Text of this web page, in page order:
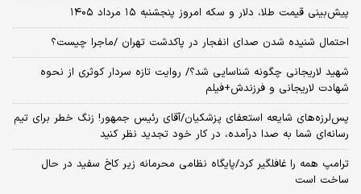
پیش‌بینی قیمت طلا، دلار و سکه امروز پنجشنبه ۱۵ مرداد ۱۴۰۵
احتمال شنیده شدن صدای انفجار در پاکدشت تهران /ماجرا چیست؟
شهید لاریجانی چگونه شناسایی شد؟/ روایت تازه سردار کوثری از نحوه
شهادت لاریجانی و فرزندش+فیلم
پس‌لرزه‌های شایعه استعفای پزشکیان/آقای رئیس جمهور! زنگ خطر برای تیم
رسانه‌ای شما به صدا درآمده، در کار خود تجدید نظر کنید
ترامپ همه را غافلگیر کرد/پایگاه نظامی محرمانه زیر کاخ سفید در حال
ساخت است